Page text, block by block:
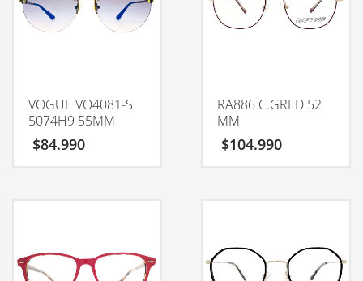
VOGUE VO4081-S
5074H9 55MM
$84.990
RA886 C.GRED 52
MM
$104.990